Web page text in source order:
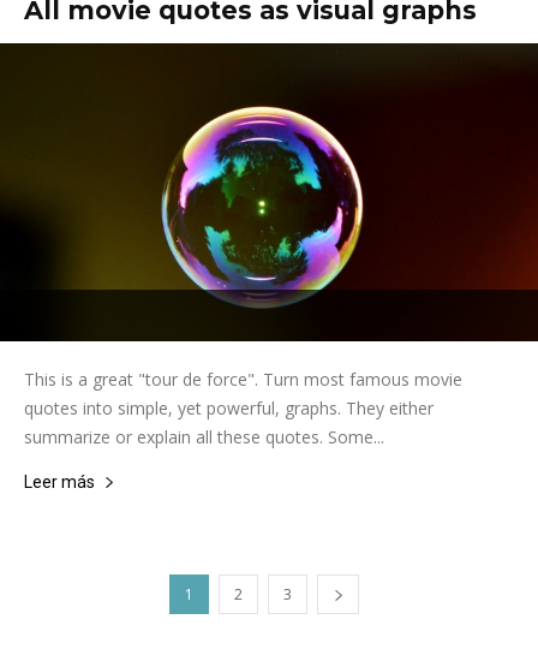
All movie quotes as visual graphs
This is a great "tour de force". Turn most famous movie
quotes into simple, yet powerful, graphs. They either
summarize or explain all these quotes. Some...
Leer más
1 2 3